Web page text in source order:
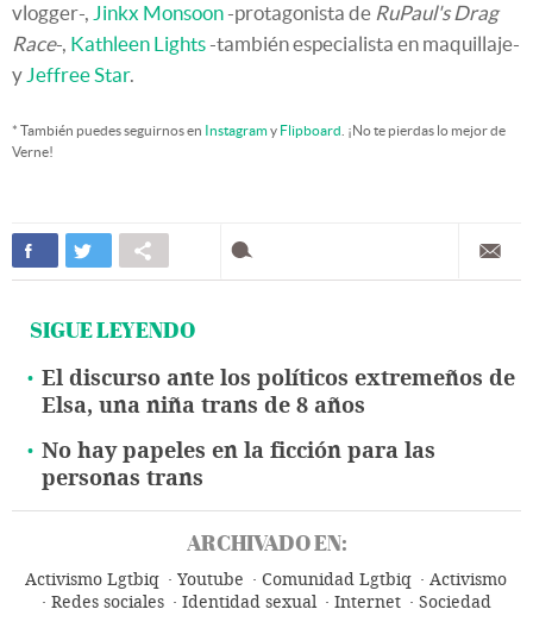
vlogger-, Jinkx Monsoon-protagonista de RuPaul's Drag
Race-, Kathleen Lights-también especialista en maquillaje-
y Jeffree Star.
* También puedes seguirnos en Instagramy Flipboard . ¡No te pierdas lo mejor de
Verne!
SIGUE LEYENDO
El discurso ante los políticos extremeños de
Elsa, una niña trans de 8 años
No hay papeles en la ficción para las
personas trans
ARCHIVADO EN:
Activismo Lgtbiq Youtube Comunidad Lgtbiq
Activismo
Redes sociales
Identidad sexual Internet Sociedad